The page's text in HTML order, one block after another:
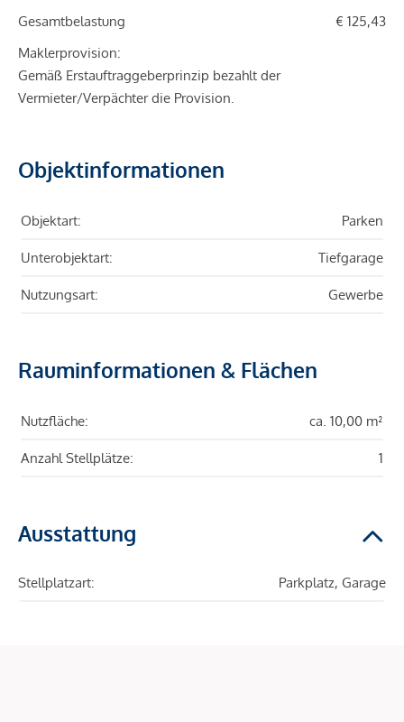
Gesamtbelastung
€ 125,43
Maklerprovision:
Gemäß Erstauftraggeberprinzip bezahlt der
Vermieter/Verpächter die Provision.
Objektinformationen
Objektart: Parken
Unterobjektart: Tiefgarage
Nutzungsart: Gewerbe
Rauminformationen & Flächen
Nutzfläche: ca. 10,00 m²
Anzahl Stellplätze: 1
Ausstattung
Stellplatzart: Parkplatz, Garage